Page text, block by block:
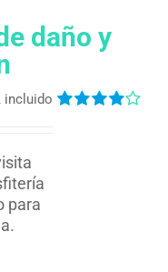
daño y
incluido
para